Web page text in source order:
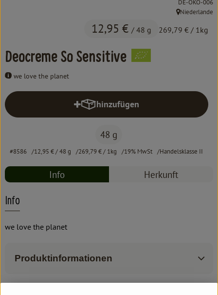
Aktuelles
Erleben
Deocreme So Sensitive
we love the planet
12,95 € / 48 g 269,79 € / 1kg
, Kontrollstelle:
DE-ÖKO-006
, Herkunft:
Niederlande
hinzufügen
Produkt zum Warenkorb
48 g
#8586 12,95 €/ 48 g 269,79 €/ 1kg 19% MwSt Handelsklasse II
Info Herkunft
Info
we love the planet
Produktinformationen